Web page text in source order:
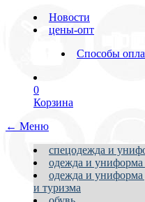
Новости
цены-опт
Способы
0
Корзина
← Меню
спецодежда и
одежда и
одежда и униформа
и туризма